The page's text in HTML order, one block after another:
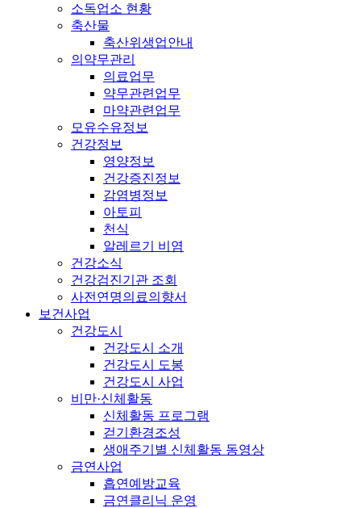
소독업소 현황
축산물
축산위생업안내
의약무관리
의료업무
약무관련업무
마약관련업무
모유수유정보
건강정보
영양정보
건강증진정보
감염병정보
아토피
천식
알레르기 비염
건강소식
건강검진기관 조회
사전연명의료의향서
보건사업
건강도시
건강도시 소개
건강도시 도봉
건강도시 사업
비만·신체활동
신체활동 프로그램
걷기환경조성
생애주기별 신체활동 동영상
금연사업
흡연예방교육
금연클리닉 운영